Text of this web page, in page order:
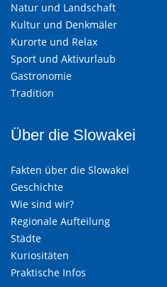
Natur und Landschaft
Kultur und Denkmäler
Kurorte und Relax
Sport und Aktivurlaub
Gastronomie
Tradition
Über die Slowakei
Fakten über die Slowakei
Geschichte
Wie sind wir?
Regionale Aufteilung
Städte
Kuriositäten
Praktische Infos